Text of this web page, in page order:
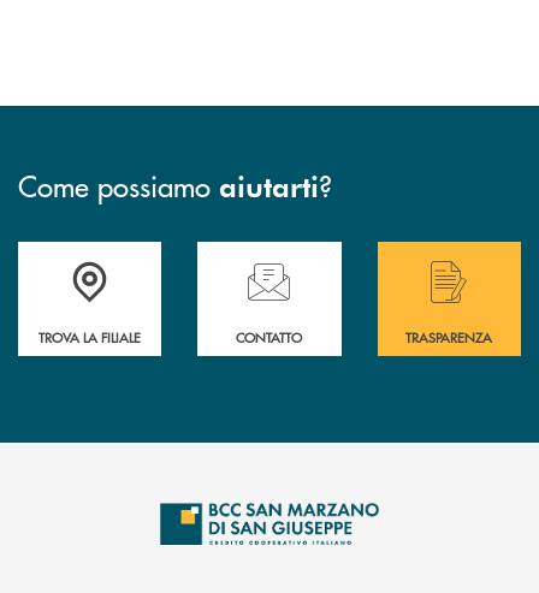
Come possiamo aiutarti?
Accedi all' elenco completo delle filiali di Bcc San Marzano.
TROVA LA FILIALE
Hai bisogno di assistenza immediata?
CONTATTO
Hai bisogno di
TRASPARENZA